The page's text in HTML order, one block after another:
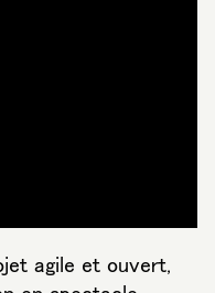
agile et ouvert,